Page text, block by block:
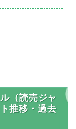
（読売ジャ
推移・過去